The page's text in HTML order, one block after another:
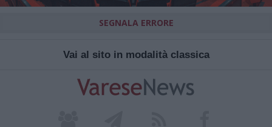
SEGNALA ERRORE
Vai al sito in modalità classica